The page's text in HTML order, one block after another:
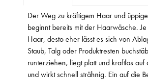
Der Weg zu kräftigem Haar und
beginnt bereits mit der Haarwäsche.
Haar, desto eher lässt es sich von
Staub, Talg oder Produktresten
runterziehen, liegt platt und kraftlos auf
und wirkt schnell strähnig. Ein auf die